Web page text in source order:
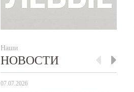
Наши
НОВОСТИ
07.07.2026